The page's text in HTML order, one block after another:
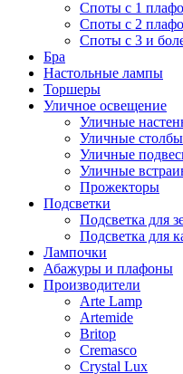
Споты с 1
Споты с 2
Споты с 3 и
Бра
Настольные лампы
Торшеры
Уличное освещение
Уличные
Уличные
Уличные
Уличные
Прожекторы
Подсветки
Подсветка для
Подсветка для
Лампочки
Абажуры и плафоны
Производители
Arte Lamp
Artemide
Britop
Cremasco
Crystal Lux